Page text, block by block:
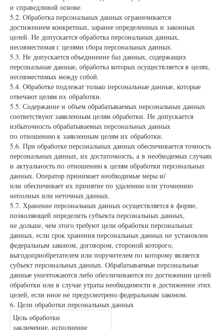
и справедливой основе.
5.2. Обработка персональных данных ограничивается
достижением конкретных, заранее определенных и законных
целей. Не допускается обработка персональных данных,
несовместимая с целями сбора персональных данных.
5.3. Не допускается объединение баз данных, содержащих
персональные данные, обработка которых осуществляется в целях,
несовместимых между собой.
5.4. Обработке подлежат только персональные данные, которые
отвечают целям их обработки.
5.5. Содержание и объем обрабатываемых персональных данных
соответствуют заявленным целям обработки. Не допускается
избыточность обрабатываемых персональных данных
по отношению к заявленным целям их обработки.
5.6. При обработке персональных данных обеспечивается точность
персональных данных, их достаточность, а в необходимых случаях
и актуальность по отношению к целям обработки персональных
данных. Оператор принимает необходимые меры и/
или обеспечивает их принятие по удалению или уточнению
неполных или неточных данных.
5.7. Хранение персональных данных осуществляется в форме,
позволяющей определить субъекта персональных данных,
не дольше, чем этого требуют цели обработки персональных
данных, если срок хранения персональных данных не установлен
федеральным законом, договором, стороной которого,
выгодоприобретателем или поручителем по которому является
субъект персональных данных. Обрабатываемые персональные
данные уничтожаются либо обезличиваются по достижении целей
обработки или в случае утраты необходимости в достижении этих
целей, если иное не предусмотрено федеральным законом.
6. Цели обработки персональных данных
Цель обработки
заключение, исполнение